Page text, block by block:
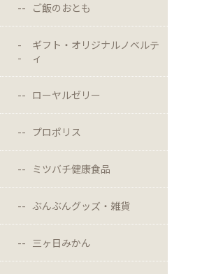
ご飯のおとも
ギフト・オリジナルノベルテ
ィ
ローヤルゼリー
プロポリス
ミツバチ健康食品
ぶんぶんグッズ・雑貨
三ヶ日みかん